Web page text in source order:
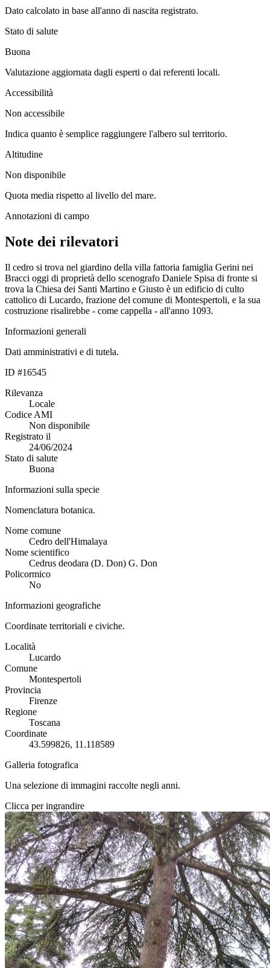
Dato calcolato in base all'anno di nascita registrato.
Stato di salute
Buona
Valutazione aggiornata dagli esperti o dai referenti locali.
Accessibilità
Non accessibile
Indica quanto è semplice raggiungere l'albero sul territorio.
Altitudine
Non disponibile
Quota media rispetto al livello del mare.
Annotazioni di campo
Note dei rilevatori
Il cedro si trova nel giardino della villa fattoria famiglia Gerini nei
Bracci oggi di proprietà dello scenografo Daniele Spisa di fronte si
trova la Chiesa dei Santi Martino e Giusto è un edificio di culto
cattolico di Lucardo, frazione del comune di Montespertoli, e la sua
costruzione risalirebbe - come cappella - all'anno 1093.
Informazioni generali
Dati amministrativi e di tutela.
ID #16545
Rilevanza
Locale
Codice AMI
Non disponibile
Registrato il
24/06/2024
Stato di salute
Buona
Informazioni sulla specie
Nomenclatura botanica.
Nome comune
Cedro dell'Himalaya
Nome scientifico
Cedrus deodara (D. Don) G. Don
Policormico
No
Informazioni geografiche
Coordinate territoriali e civiche.
Località
Lucardo
Comune
Montespertoli
Provincia
Firenze
Regione
Toscana
Coordinate
43.599826, 11.118589
Galleria fotografica
Una selezione di immagini raccolte negli anni.
Clicca per ingrandire